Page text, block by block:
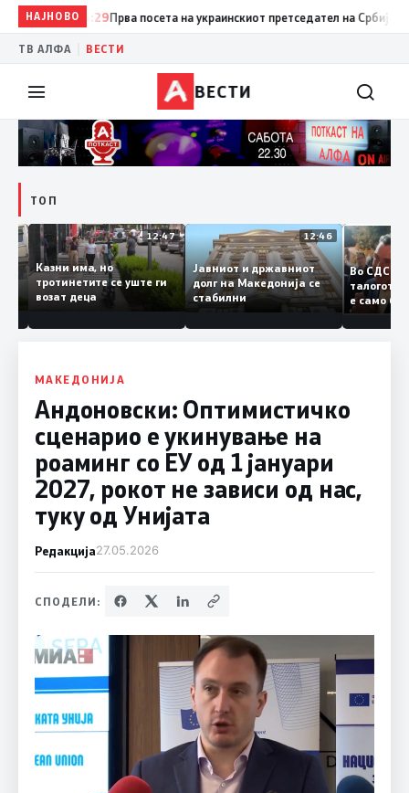
НАЈНОВО
15:29 Прва посета на украинскиот претседател на Србија:
ТВ АЛФА ВЕСТИ
ВЕСТИ
ТОП
12:50
и
12:47
Казни има, но
тротинетите се уште ги
возат деца
12:46
Јавниот и државниот
долг на Македонија се
стабилни
Во
е само
Заев
МАКЕДОНИЈА
Андоновски: Оптимистичко
сценарио е укинување на
роаминг со ЕУ од 1 јануари
2027, рокот не зависи од нас,
туку од Унијата
Редакција27.05.2026
СПОДЕЛИ: